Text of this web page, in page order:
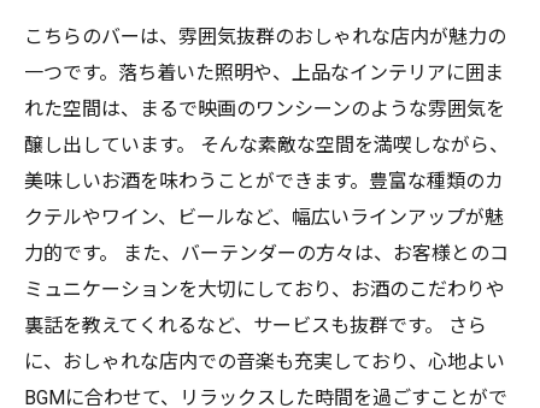
こちらのバーは、雰囲気抜群のおしゃれな店内が魅力の
一つです。落ち着いた照明や、上品なインテリアに囲ま
れた空間は、まるで映画のワンシーンのような雰囲気を
醸し出しています。 そんな素敵な空間を満喫しながら、
美味しいお酒を味わうことができます。豊富な種類のカ
クテルやワイン、ビールなど、幅広いラインアップが魅
力的です。 また、バーテンダーの方々は、お客様とのコ
ミュニケーションを大切にしており、お酒のこだわりや
裏話を教えてくれるなど、サービスも抜群です。 さら
に、おしゃれな店内での音楽も充実しており、心地よい
BGMに合わせて、リラックスした時間を過ごすことがで